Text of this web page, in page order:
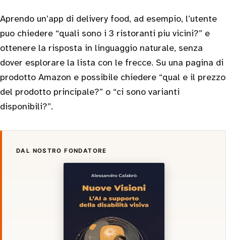
Aprendo un’app di delivery food, ad esempio, l’utente
puo chiedere “quali sono i 3 ristoranti piu vicini?” e
ottenere la risposta in linguaggio naturale, senza
dover esplorare la lista con le frecce. Su una pagina di
prodotto Amazon e possibile chiedere “qual e il prezzo
del prodotto principale?” o “ci sono varianti
disponibili?”.
DAL NOSTRO FONDATORE